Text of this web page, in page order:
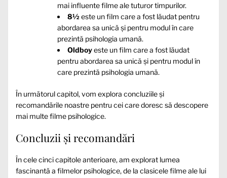
mai influente filme ale tuturor timpurilor.
8½ este un film care a fost lăudat pentru
abordarea sa unică și pentru modul în care
prezintă psihologia umană.
Oldboyeste un film care a fost lăudat
pentru abordarea sa unică și pentru modul în
care prezintă psihologia umană.
În următorul capitol, vom explora concluziile și
recomandările noastre pentru cei care doresc să descopere
mai multe filme psihologice.
Concluzii și recomandări
În cele cinci capitole anterioare, am explorat lumea
fascinantă a filmelor psihologice, de la clasicele filme ale lui